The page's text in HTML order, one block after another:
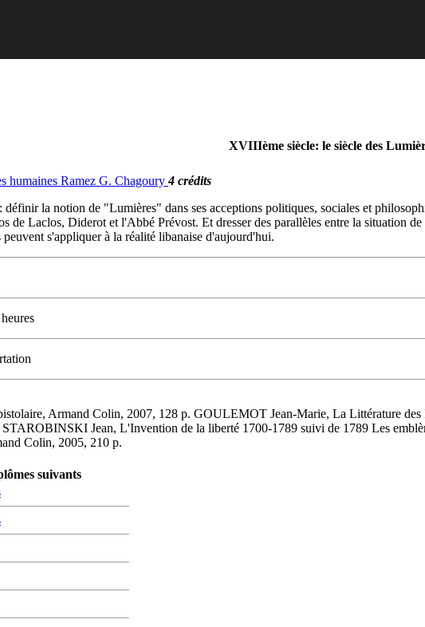
XVIIIème siècle: le siècle des
humaines Ramez G. Chagoury4 crédits
la notion de "Lumières" dans ses acceptions politiques, sociales et
de Laclos, Diderot et l'Abbé Prévost. Et dresser des parallèles entre la situation
peuvent s'appliquer à la réalité libanaise d'aujourd'hui.
Armand Colin, 2007, 128 p. GOULEMOT Jean-Marie, La Littérature
Jean, L'Invention de la liberté 1700-1789 suivi de 1789 Les
Colin, 2005, 210 p.
suivants